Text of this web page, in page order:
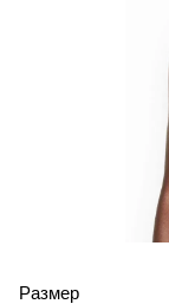
Размер